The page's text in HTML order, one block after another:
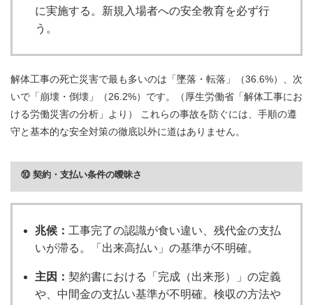
に実施する。新規入場者への安全教育を必ず行
う。
解体工事の死亡災害で最も多いのは「墜落・転落」（36.6%）、次
いで「崩壊・倒壊」（26.2%）です。（厚生労働省「解体工事にお
ける労働災害の分析」より） これらの事故を防ぐには、手順の遵
守と基本的な安全対策の徹底以外に道はありません。
⑩ 契約・支払い条件の曖昧さ
兆候： 工事完了の認識が食い違い、残代金の支払
いが滞る。「出来高払い」の基準が不明確。
主因： 契約書における「完成（出来形）」の定義
や、中間金の支払い基準が不明確。検収の方法や